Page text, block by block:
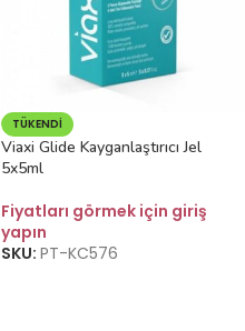
TÜKENDI
Viaxi Glide Kayganlaştırıcı Jel
5x5ml
Fiyatları görmek için giriş
yapın
SKU: PT-KC576